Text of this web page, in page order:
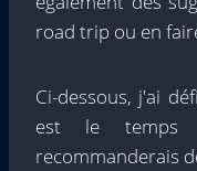
road trip ou en
Ci-dessous, j'ai
est le temps
recommanderais